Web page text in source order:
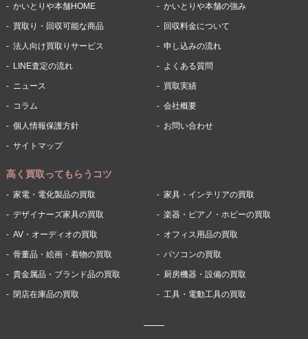
かいとりや本舗HOME かいとりや本舗の強み
買取り・回収可能な商品 回収料金について
法人向け買取りサービス 申し込みの流れ
LINE査定の流れ よくある質問
ニュース 買取実績
コラム 会社概要
個人情報保護方針 お問い合わせ
サイトマップ
高く買取ってもらうコツ
家電・電化製品の買取 家具・インテリアの買取
デザイナーズ家具の買取 楽器・ピアノ・ホビーの買取
AV・オーディオの買取 オフィス用品の買取
骨董品・絵画・着物の買取 パソコンの買取
貴金属品・ブランド品の買取 厨房機器・設備の買取
閉店在庫品の買取 工具・電動工具の買取